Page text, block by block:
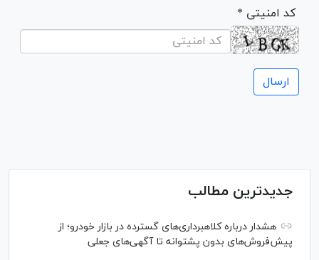
* کد امنیتی
جدیدترین مطالب
هشدار درباره کلاهبرداری‌های گسترده در بازار خودرو؛ از
پیش‌فروش‌های بدون پشتوانه تا آگهی‌های جعلی